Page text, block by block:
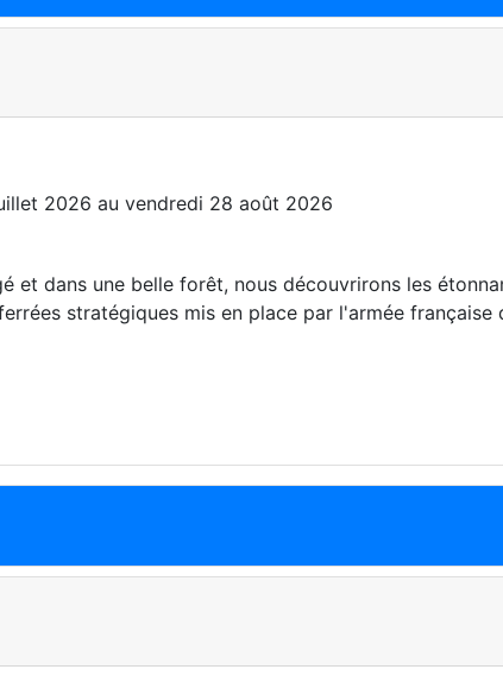
2026 au vendredi 28 août 2026
et dans une belle forêt, nous découvrirons les
stratégiques mis en place par l'armée française